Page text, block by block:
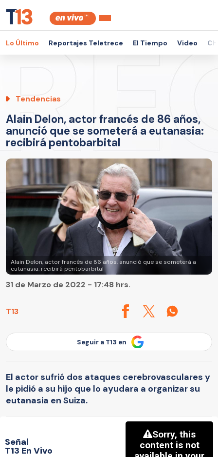
Lo Último Reportajes Teletrece El Tiempo Video
Tendencias
Alain Delon, actor francés de 86 años,
anunció que se someterá a eutanasia:
recibirá pentobarbital
Alain Delon, actor francés de 86 años, anunció que se someterá a
eutanasia: recibirá pentobarbital
T13
31 de Marzo de 2022 - 17:48 hrs.
Seguir a T13 en
El actor sufrió dos ataques cerebrovasculares y
le pidió a su hijo que lo ayudara a organizar su
eutanasia en Suiza.
Señal
T13 En Vivo